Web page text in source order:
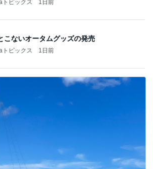
トピックス 1日前
こないオータムグッズの発売
トピックス 1日前